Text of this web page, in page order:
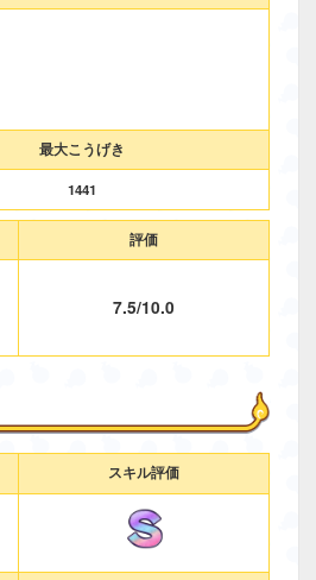
最大こうげき
1441
評価
7.5/10.0
スキル評価